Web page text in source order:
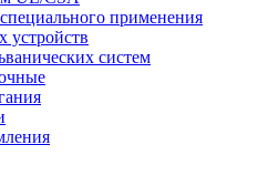
применения
устройств
систем